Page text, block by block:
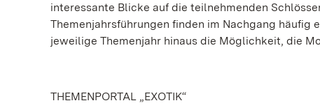
interessante Blicke auf die teilnehmenden
Themenjahrsführungen finden im Nachgang
jeweilige Themenjahr hinaus die Möglichkeit, die
THEMENPORTAL „EXOTIK“